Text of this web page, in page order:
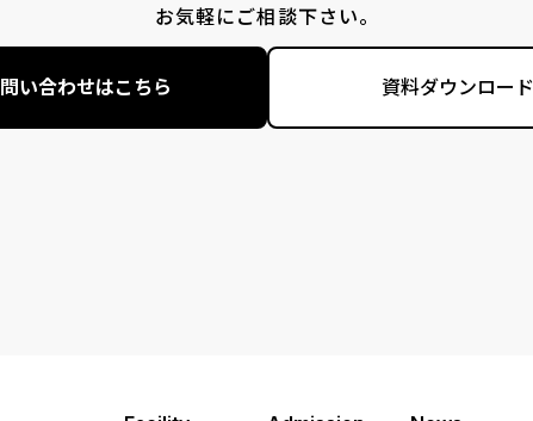
お気軽にご相談下さい。
い合わせはこちら 資料ダウンロード